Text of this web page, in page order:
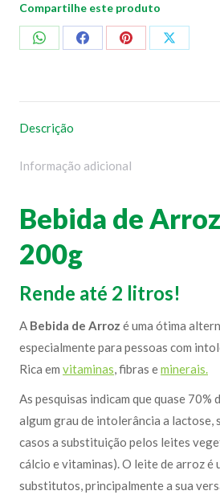
Compartilhe este produto
CompartilharCompartilharCompartilhar
Descrição
Informação adicional
Bebida de
200g
Rende até 2 litros!
A Bebida de Arroz é uma ótima
especialmente para pessoas com
Rica em vitaminas, fibras eminerais.
As pesquisas indicam que quase 70%
algum grau de intolerância a lactose,
casos a substituição pelos leites
cálcio e vitaminas). O leite de arroz é
substitutos, principalmente a sua